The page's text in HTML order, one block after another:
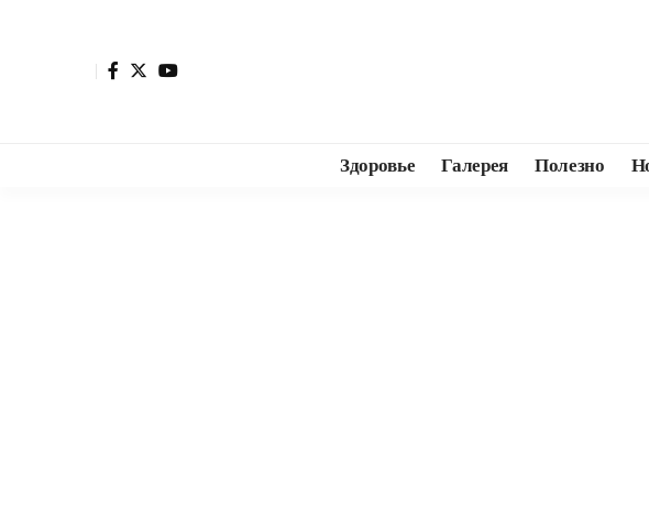
Здоровье Галерея Полезно